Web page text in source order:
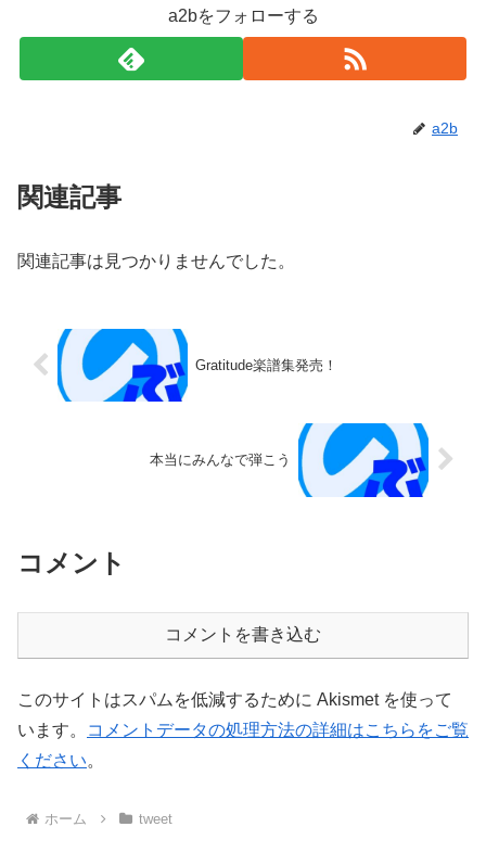
a2bをフォローする
a2b
関連記事
関連記事は見つかりませんでした。
Gratitude楽譜集発売！
本当にみんなで弾こう
コメント
コメントを書き込む
このサイトはスパムを低減するために Akismet を使って
います。
コメントデータの処理方法の詳細はこちらをご覧
ください。
ホーム tweet